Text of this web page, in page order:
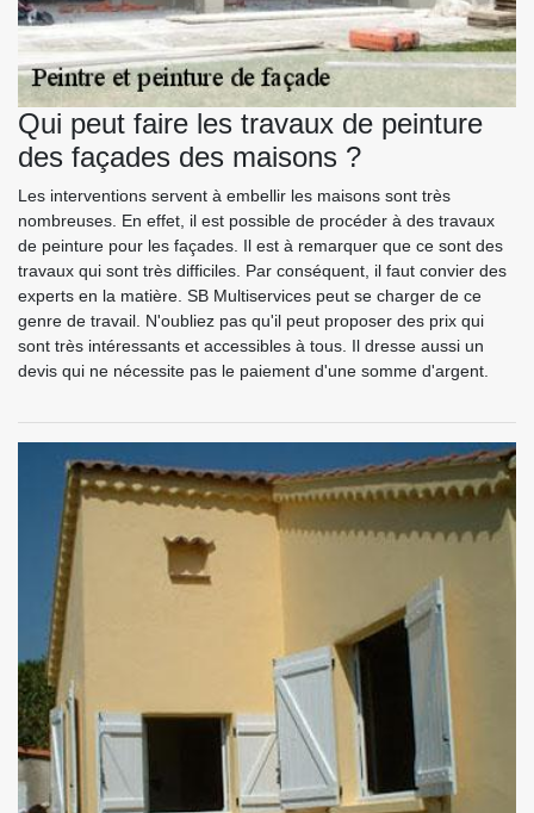
Qui peut faire les travaux de peinture
des façades des maisons ?
Les interventions servent à embellir les maisons sont très
nombreuses. En effet, il est possible de procéder à des travaux
de peinture pour les façades. Il est à remarquer que ce sont des
travaux qui sont très difficiles. Par conséquent, il faut convier des
experts en la matière. SB Multiservices peut se charger de ce
genre de travail. N'oubliez pas qu'il peut proposer des prix qui
sont très intéressants et accessibles à tous. Il dresse aussi un
devis qui ne nécessite pas le paiement d'une somme d'argent.